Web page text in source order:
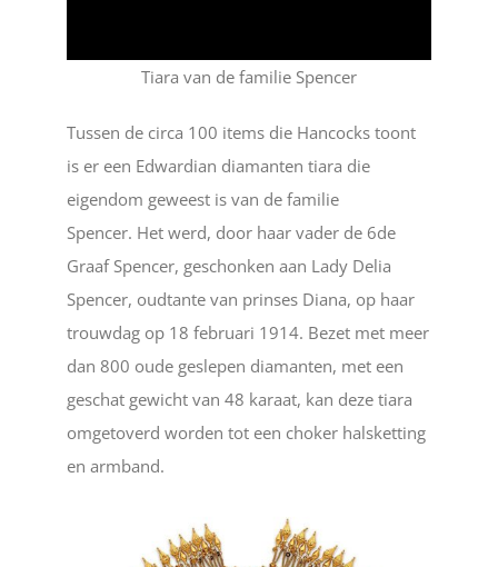
Tiara van de familie Spencer
Tussen de circa 100 items die Hancocks toont
is er een Edwardian diamanten tiara die
eigendom geweest is van de familie
Spencer. Het werd, door haar vader de 6de
Graaf Spencer, geschonken aan Lady Delia
Spencer, oudtante van prinses Diana, op haar
trouwdag op 18 februari 1914. Bezet met meer
dan 800 oude geslepen diamanten, met een
geschat gewicht van 48 karaat, kan deze tiara
omgetoverd worden tot een choker halsketting
en armband.